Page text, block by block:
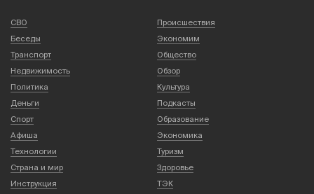
СВО
Происшествия
Беседы
Экономим
Транспорт
Общество
Недвижимость
Обзор
Политика
Культура
Деньги
Подкасты
Спорт
Образование
Афиша
Экономика
Технологии
Туризм
Страна и мир
Здоровье
Инструкция
ТЭК